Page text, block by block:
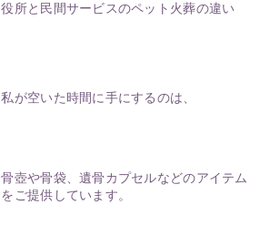
役所と民間サービスのペット火葬の違い
私が空いた時間に手にするのは、
骨壺や骨袋、遺骨カプセルなどのアイテム
をご提供しています。